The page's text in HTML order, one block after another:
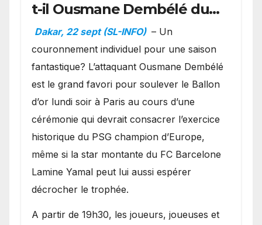
t-il Ousmane Dembélé du
Ballon d’or ?
Dakar, 22 sept (SL-INFO) – Un
couronnement individuel pour une saison
fantastique? L’attaquant Ousmane Dembélé
est le grand favori pour soulever le Ballon
d’or lundi soir à Paris au cours d’une
cérémonie qui devrait consacrer l’exercice
historique du PSG champion d’Europe,
même si la star montante du FC Barcelone
Lamine Yamal peut lui aussi espérer
décrocher le trophée.
A partir de 19h30, les joueurs, joueuses et